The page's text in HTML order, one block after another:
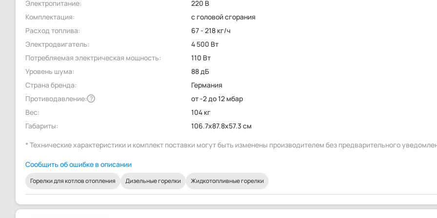
Электропитание:
220 В
Комплектация:
с головой сгорания
Расход топлива:
67 - 218 кг/ч
Электродвигатель:
4 500 Вт
Потребляемая электрическая мощность:
110 Вт
Уровень шума:
88 дБ
Страна бренда:
Германия
Противодавление: ?
от -2 до 12 мбар
Вес:
104 кг
Габариты:
106.7x87.8x57.3 см
* Технические характеристики и комплект поставки могут быть изменены производителем без предварительного
Сообщить об ошибке в описании
Горелки для котлов отопления Дизельные горелки Жидкотопливные горелки